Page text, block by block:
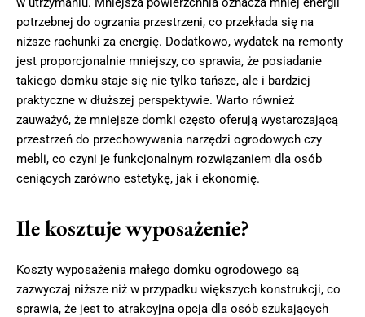
potrzebnej do ogrzania przestrzeni, co przekłada się na
niższe rachunki za energię. Dodatkowo, wydatek na remonty
jest proporcjonalnie mniejszy, co sprawia, że posiadanie
takiego domku staje się nie tylko tańsze, ale i bardziej
praktyczne w dłuższej perspektywie. Warto również
zauważyć, że mniejsze domki często oferują wystarczającą
przestrzeń do przechowywania narzędzi ogrodowych czy
mebli, co czyni je funkcjonalnym rozwiązaniem dla osób
ceniących zarówno estetykę, jak i ekonomię.
Ile kosztuje wyposażenie?
Koszty wyposażenia małego domku ogrodowego są
zazwyczaj niższe niż w przypadku większych konstrukcji, co
sprawia, że jest to atrakcyjna opcja dla osób szukających